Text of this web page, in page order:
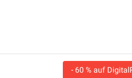
- 60 % auf